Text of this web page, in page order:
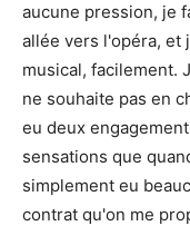
aucune pression, je
allée vers l'opéra, et
musical, facilement.
ne souhaite pas en
eu deux
sensations que
simplement eu
contrat qu'on me